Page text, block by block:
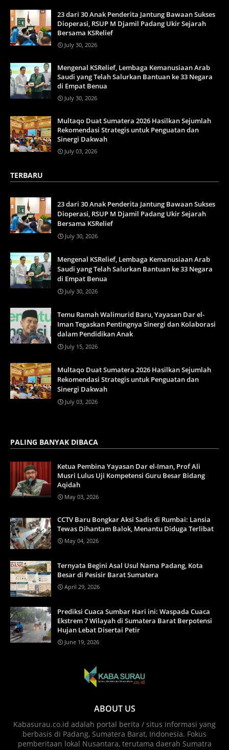
23 dari 30 Anak Penderita Jantung Bawaan Sukses
Dioperasi, RSUP M Djamil Padang Ukir Sejarah
Bersama KSRelief
July 30, 2026
Mengenal KSRelief, Lembaga Kemanusiaan Arab
Saudi yang Telah Salurkan Bantuan ke 33 Negara
di Empat Benua
July 30, 2026
Multaqo Duat Sumatera 2026 Hasilkan Sejumlah
Rekomendasi Strategis untuk Penguatan dan
Sinergi Dakwah
July 03, 2026
TERBARU
23 dari 30 Anak Penderita Jantung Bawaan Sukses
Dioperasi, RSUP M Djamil Padang Ukir Sejarah
Bersama KSRelief
July 30, 2026
Mengenal KSRelief, Lembaga Kemanusiaan Arab
Saudi yang Telah Salurkan Bantuan ke 33 Negara
di Empat Benua
July 30, 2026
Temu Ramah Walimurid Baru, Yayasan Dar el-
Iman Tegaskan Pentingnya Sinergi dan Kolaborasi
dalam Pendidikan Anak
July 15, 2026
Multaqo Duat Sumatera 2026 Hasilkan Sejumlah
Rekomendasi Strategis untuk Penguatan dan
Sinergi Dakwah
July 03, 2026
PALING BANYAK DIBACA
Ketua Pembina Yayasan Dar el-Iman, Prof Ali
Musri Lulus Uji Kompetensi Guru Besar Bidang
Aqidah
May 03, 2026
CCTV Baru Bongkar Aksi Sadis di Rumbai: Lansia
Tewas Dihantam Balok, Menantu Diduga Terlibat
May 04, 2026
Ternyata Begini Asal Usul Nama Padang, Kota
Besar di Pesisir Barat Sumatera
April 29, 2026
Prediksi Cuaca Sumbar Hari ini: Waspada Cuaca
Ekstrem 7 Wilayah di Sumatera Barat Berpotensi
Hujan Lebat Disertai Petir
June 19, 2026
ABOUT US
Kabasurau.co.id adalah portal berita / situs informasi yang
berbasis di Padang, Sumatera Barat, Indonesia. Fokus
pemberitaan lokal Nusantara, terutama daerah Sumatra